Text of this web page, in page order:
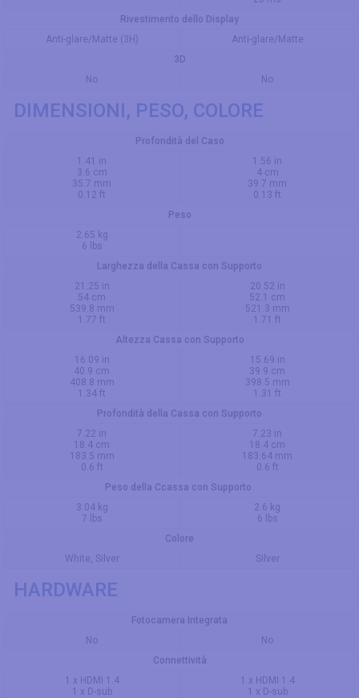
Rivestimento dello Display
Anti-glare/Matte (3H)
Anti-glare/Matte
3D
No
No
DIMENSIONI, PESO, COLORE
Profondità del Caso
1.41 in
3.6 cm
35.7 mm
0.12 ft
1.56 in
4 cm
39.7 mm
0.13 ft
Peso
2.65 kg
6 lbs
Larghezza della Cassa con Supporto
21.25 in
54 cm
539.8 mm
1.77 ft
20.52 in
52.1 cm
521.3 mm
1.71 ft
Altezza Cassa con Supporto
16.09 in
40.9 cm
408.8 mm
1.34 ft
15.69 in
39.9 cm
398.5 mm
1.31 ft
Profondità della Cassa con Supporto
7.22 in
18.4 cm
183.5 mm
0.6 ft
7.23 in
18.4 cm
183.64 mm
0.6 ft
Peso della Ccassa con Supporto
3.04 kg
7 lbs
2.6 kg
6 lbs
Colore
White, Silver
Silver
HARDWARE
Fotocamera Integrata
No
No
Connettività
1 x HDMI 1.4
1 x D-sub
1 x HDMI 1.4
1 x D-sub